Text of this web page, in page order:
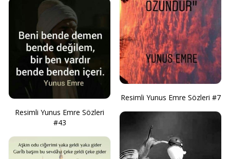
Resimli Yunus Emre Sözleri
#43
Resimli Yunus Emre Sözleri #7